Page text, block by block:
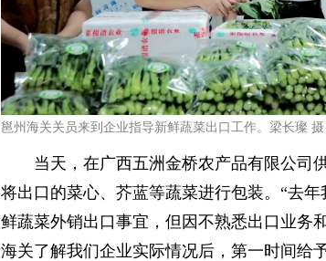
邕州海关关员来到企业指导新鲜蔬菜出口工作。梁长璨 摄
当天，在广西五洲金桥农产品有限公司
将出口的菜心、芥蓝等蔬菜进行包装。“去
鲜蔬菜外销出口事宜，但因不熟悉出口业务
海关了解我们企业实际情况后，第一时间给